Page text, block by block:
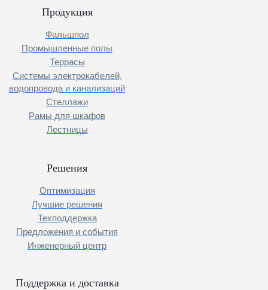
Продукция
Фальшпол
Промышленные полы
Террасы
Системы электрокабелей,
водопровода и канализаций
Стеллажи
Рамы для шкафов
Лестницы
Решения
Оптимизация
Лучшие решения
Техподдержка
Предложения и события
Инженерный центр
Поддержка и доставка